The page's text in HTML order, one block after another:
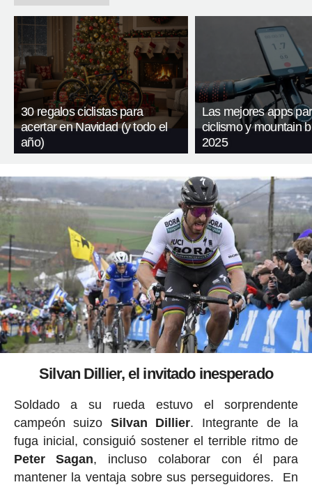
30 regalos ciclistas para
acertar en Navidad (y todo el
año)
Las mejores apps
ciclismo y mountain
2025
Silvan Dillier, el invitado inesperado
Soldado a su rueda estuvo el sorprendente
campeón suizo Silvan Dillier. Integrante de la
fuga inicial, consiguió sostener el terrible ritmo de
Peter Sagan, incluso colaborar con él para
mantener la ventaja sobre sus perseguidores. En